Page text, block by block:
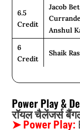
6.5
Credit
Jacob
Anshul
6
Credit
Shaik
Power Play &
रॉयल चैलेंजर्स
➤ Power Play: